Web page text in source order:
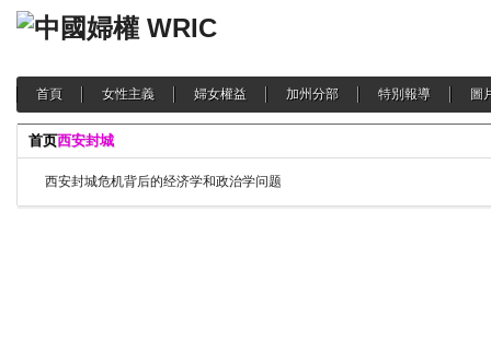
首頁 女性主義 婦女權益 加州分部 特別報導 圖
首页西安封城
西安封城危机背后的经济学和政治学问题